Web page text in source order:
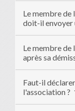
Le membre de
doit-il envoyer
Le membre
après sa
Faut-il
l'association ?